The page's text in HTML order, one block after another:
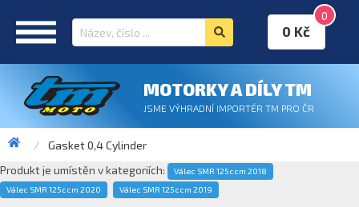
0
0 Kč
MOTORKY A DÍLY TM
JSME VÝHRADNÍ IMPORTÉR TM PRO ČR
Gasket 0,4 Cylinder
Produkt je umístěn v kategoriích:
Válec SMR 125ccm 2018
Válec SMR 125ccm 2020
Válec SMR 125ccm 2019